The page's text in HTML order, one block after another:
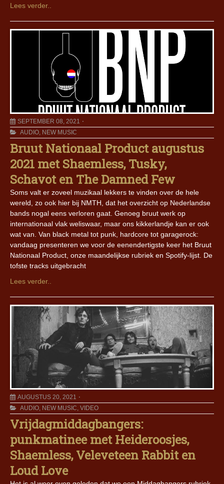
Lees verder..
SEPTEMBER 08, 2021
AUDIO, NEW MUSIC
Bruut Nationaal Product augustus
2021 met Shaemless, Tusky,
Schavot en The Damned Few
Soms valt er zoveel muzikaal lekkers te vinden over de hele
wereld, zo ook hier bij NMTH, dat het overzicht op Nederlandse
bands nogal eens verloren gaat. Genoeg bruut werk op
internationaal vlak weliswaar, maar ons kikkerlandje kan er ook
wat van. Van black metal tot punk, hardcore tot garagerock:
vandaag presenteren we voor de eenendertigste keer het Bruut
Nationaal Product, onze maandelijkse rubriek en Spotify-lijst. De
tofste tracks uitgebracht
Lees verder..
AUGUSTUS 20, 2021
AUDIO, NEW MUSIC, VIDEO
Vrijdagmiddagbangers:
punkmatinee met Heideroosjes,
Shaemless, Veleveteen Rabbit en
Loud Love